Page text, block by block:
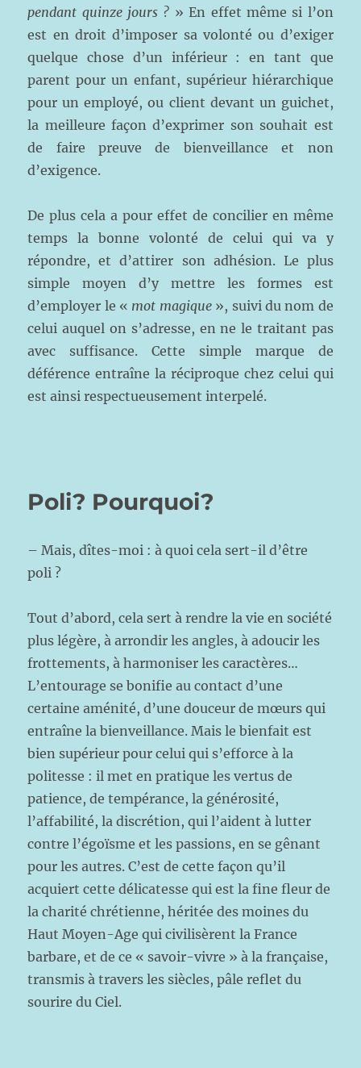
pendant quinze jours ? » En effet même si l’on
est en droit d’imposer sa volonté ou d’exiger
quelque chose d’un inférieur : en tant que
parent pour un enfant, supérieur hiérarchique
pour un employé, ou client devant un guichet,
la meilleure façon d’exprimer son souhait est
de faire preuve de bienveillance et non
d’exigence.
De plus cela a pour effet de concilier en même
temps la bonne volonté de celui qui va y
répondre, et d’attirer son adhésion. Le plus
simple moyen d’y mettre les formes est
d’employer le « mot magique», suivi du nom de
celui auquel on s’adresse, en ne le traitant pas
avec suffisance. Cette simple marque de
déférence entraîne la réciproque chez celui qui
est ainsi respectueusement interpelé.
Poli? Pourquoi?
– Mais, dîtes-moi : à quoi cela sert-il d’être
poli ?
Tout d’abord, cela sert à rendre la vie en société
plus légère, à arrondir les angles, à adoucir les
frottements, à harmoniser les caractères…
L’entourage se bonifie au contact d’une
certaine aménité, d’une douceur de mœurs qui
entraîne la bienveillance. Mais le bienfait est
bien supérieur pour celui qui s’efforce à la
politesse : il met en pratique les vertus de
patience, de tempérance, la générosité,
l’affabilité, la discrétion, qui l’aident à lutter
contre l’égoïsme et les passions, en se gênant
pour les autres. C’est de cette façon qu’il
acquiert cette délicatesse qui est la fine fleur de
la charité chrétienne, héritée des moines du
Haut Moyen-Age qui civilisèrent la France
barbare, et de ce « savoir-vivre » à la française,
transmis à travers les siècles, pâle reflet du
sourire du Ciel.